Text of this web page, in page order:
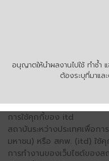
อนุญาตให้นำผลงานไปใช้ ทำซ้ำ
ต้องระบุที่มาแล
การใช้คุกกี้ของ itd
สถาบันระหว่างประเทศเพื่อ
มหาชน) หรือ สคพ. (itd) ใช้
การทำงานของเว็บไซต์ของส